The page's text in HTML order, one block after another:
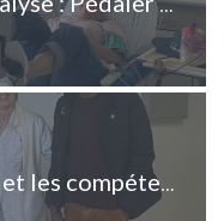
Améliorer la satisfaction et les compétences en santé des patients atteints de maladie rénale chronique, en traitement de dialyse